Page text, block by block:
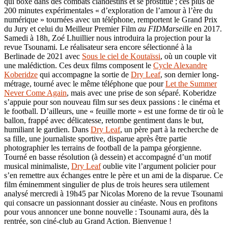
200 minutes expérimentales « d’exploration de l’amour à l’ère du
numérique » tournées avec un téléphone, remportent le Grand Prix
du Jury et celui du Meilleur Premier Film au FIDMarseille en 2017.
Samedi à 18h, Zoé Lhuillier nous introduira la projection pour la
revue Tsounami. Le réalisateur sera encore sélectionné à la
Berlinade de 2021 avec Sous le ciel de Koutaïssi, où un couple vit
une malédiction. Ces deux films composent le Cycle Alexandre
Koberidze qui accompagne la sortie de Dry Leaf, son dernier long-
métrage, tourné avec le même téléphone que pourLet the Summer
Never Come Again, mais avec une prise de son séparé. Koberidze
s’appuie pour son nouveau film sur ses deux passions : le cinéma et
le football. D’ailleurs, une « feuille morte » est une forme de tir où le
ballon, frappé avec délicatesse, retombe gentiment dans le but,
humiliant le gardien. Dans Dry Leaf, un père part à la recherche de
sa fille, une journaliste sportive, disparue après être partie
photographier les terrains de football de la pampa géorgienne.
Tourné en basse résolution (à dessein) et accompagné d’un motif
musical minimaliste, Dry Leafoublie vite l’argument policier pour
s’en remettre aux échanges entre le père et un ami de la disparue. Ce
film éminemment singulier de plus de trois heures sera utilement
analysé mercredi à 19h45 par Nicolas Moreno de la revue Tsounami
qui consacre un passionnant dossier au cinéaste. Nous en profitons
pour vous annoncer une bonne nouvelle : Tsounami aura, dès la
rentrée, son ciné-club au Grand Action. Bienvenue !